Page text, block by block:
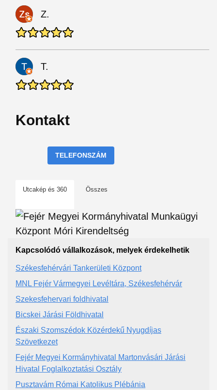
Z.
T.
Kontakt
TELEFONSZÁM
Utcakép és 360 Összes
Kapcsolódó vállalkozások, melyek érdekelhetik
Székesfehérvári Tankerületi Központ
MNL Fejér Vármegyei Levéltára, Székesfehérvár
Szekesfehervari foldhivatal
Bicskei Járási Földhivatal
Északi Szomszédok Közérdekű Nyugdíjas
Szövetkezet
Fejér Megyei Kormányhivatal Martonvásári Járási
Hivatal Foglalkoztatási Osztály
Pusztavám Római Katolikus Plébánia